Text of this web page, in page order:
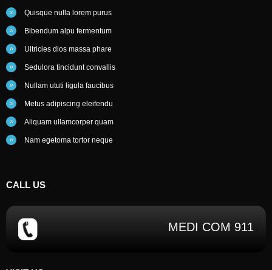
Quisque nulla lorem purus
Bibendum alpu fermentum
Ultricies dios massa phare
Sedulora tincidunt convallis
Nullam ututi ligula faucibus
Metus adipiscing eleifendu
Aliquam ullamcorper quam
Nam egetoma tortor neque
CALL US
MEDI COM 911